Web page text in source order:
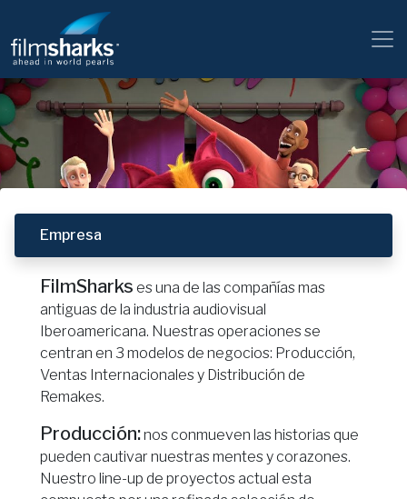
Empresa
FilmSharks es una de las compañías mas
antiguas de la industria audiovisual
Iberoamericana. Nuestras operaciones se
centran en 3 modelos de negocios: Producción,
Ventas Internacionales y Distribución de
Remakes.
Producción:nos conmueven las historias que
pueden cautivar nuestras mentes y corazones.
Nuestro line-up de proyectos actual esta